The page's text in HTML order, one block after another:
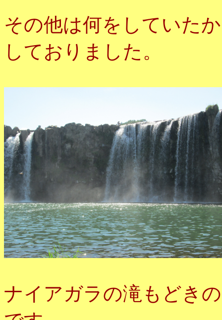
その他は何をしていた
しておりました。
ナイアガラの滝もどき